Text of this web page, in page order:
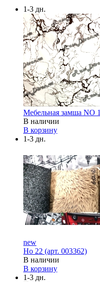
1-3 дн.
Мебельная замша NO 1
В наличии
В корзину
1-3 дн.
new
Но 22 (арт. 003362)
В наличии
В корзину
1-3 дн.